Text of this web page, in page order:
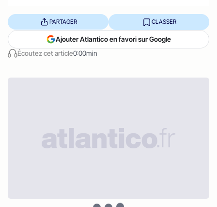
Écoutez cet article0:00min
PARTAGER CLASSER
Ajouter Atlantico en favori sur Google